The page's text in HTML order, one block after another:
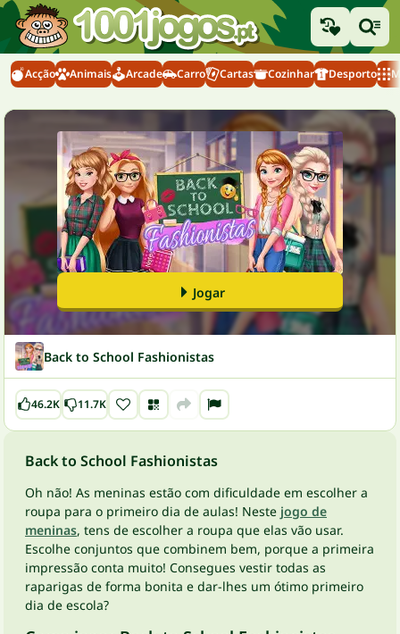
Acção Animais Arcade Carro Cartas Cozinhar Desporto
Jogar
Back to School Fashionistas
46.2K 11.7K
Back to School Fashionistas
Oh não! As meninas estão com dificuldade em escolher a
roupa para o primeiro dia de aulas! Neste jogo de
meninas, tens de escolher a roupa que elas vão usar.
Escolhe conjuntos que combinem bem, porque a primeira
impressão conta muito! Consegues vestir todas as
raparigas de forma bonita e dar-lhes um ótimo primeiro
dia de escola?